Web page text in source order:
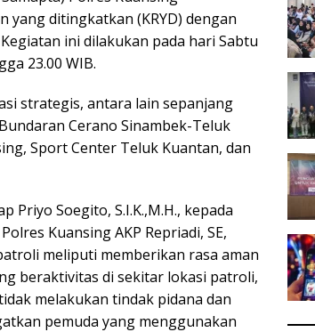
ditingkatkan (KRYD) dengan
ini dilakukan pada hari Sabtu
23.00 WIB.
strategis, antara lain sepanjang
Cerano Sinambek-Teluk
Sport Center Teluk Kuantan, dan
Priyo Soegito, S.I.K.,M.H., kepada
Kuansing AKP Repriadi, SE,
meliputi memberikan rasa aman
beraktivitas di sekitar lokasi patroli,
melakukan tindak pidana dan
pemuda yang menggunakan